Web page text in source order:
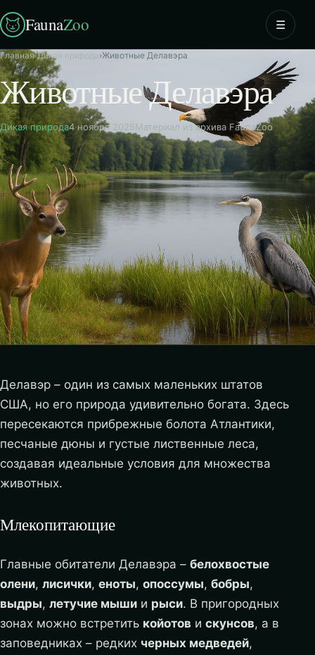
FaunaZoo ☰
Главная›Дикая природа›Животные Делавэра
Животные Делавэра
Дикая природа4 ноября 2025Материал из архива FaunaZoo
Делавэр – один из самых маленьких штатов
США, но его природа удивительно богата. Здесь
пересекаются прибрежные болота Атлантики,
песчаные дюны и густые лиственные леса,
создавая идеальные условия для множества
животных.
Млекопитающие
Главные обитатели Делавэра – белохвостые
олени, лисички, еноты, опоссумы, бобры,
выдры, летучие мыши и рыси. В пригородных
зонах можно встретить койотов и скунсов, а в
заповедниках – редких черных медведей,